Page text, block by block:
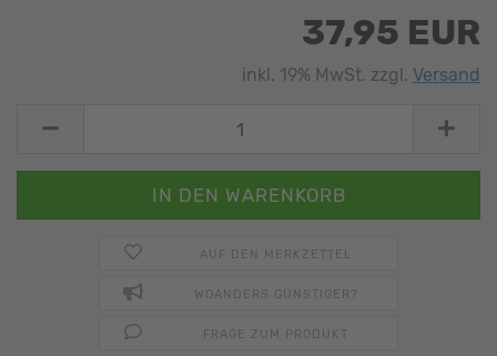
37,95 EUR
inkl. 19% MwSt. zzgl. Versand
AUF DEN MERKZETTEL
WOANDERS GÜNSTIGER?
FRAGE ZUM PRODUKT